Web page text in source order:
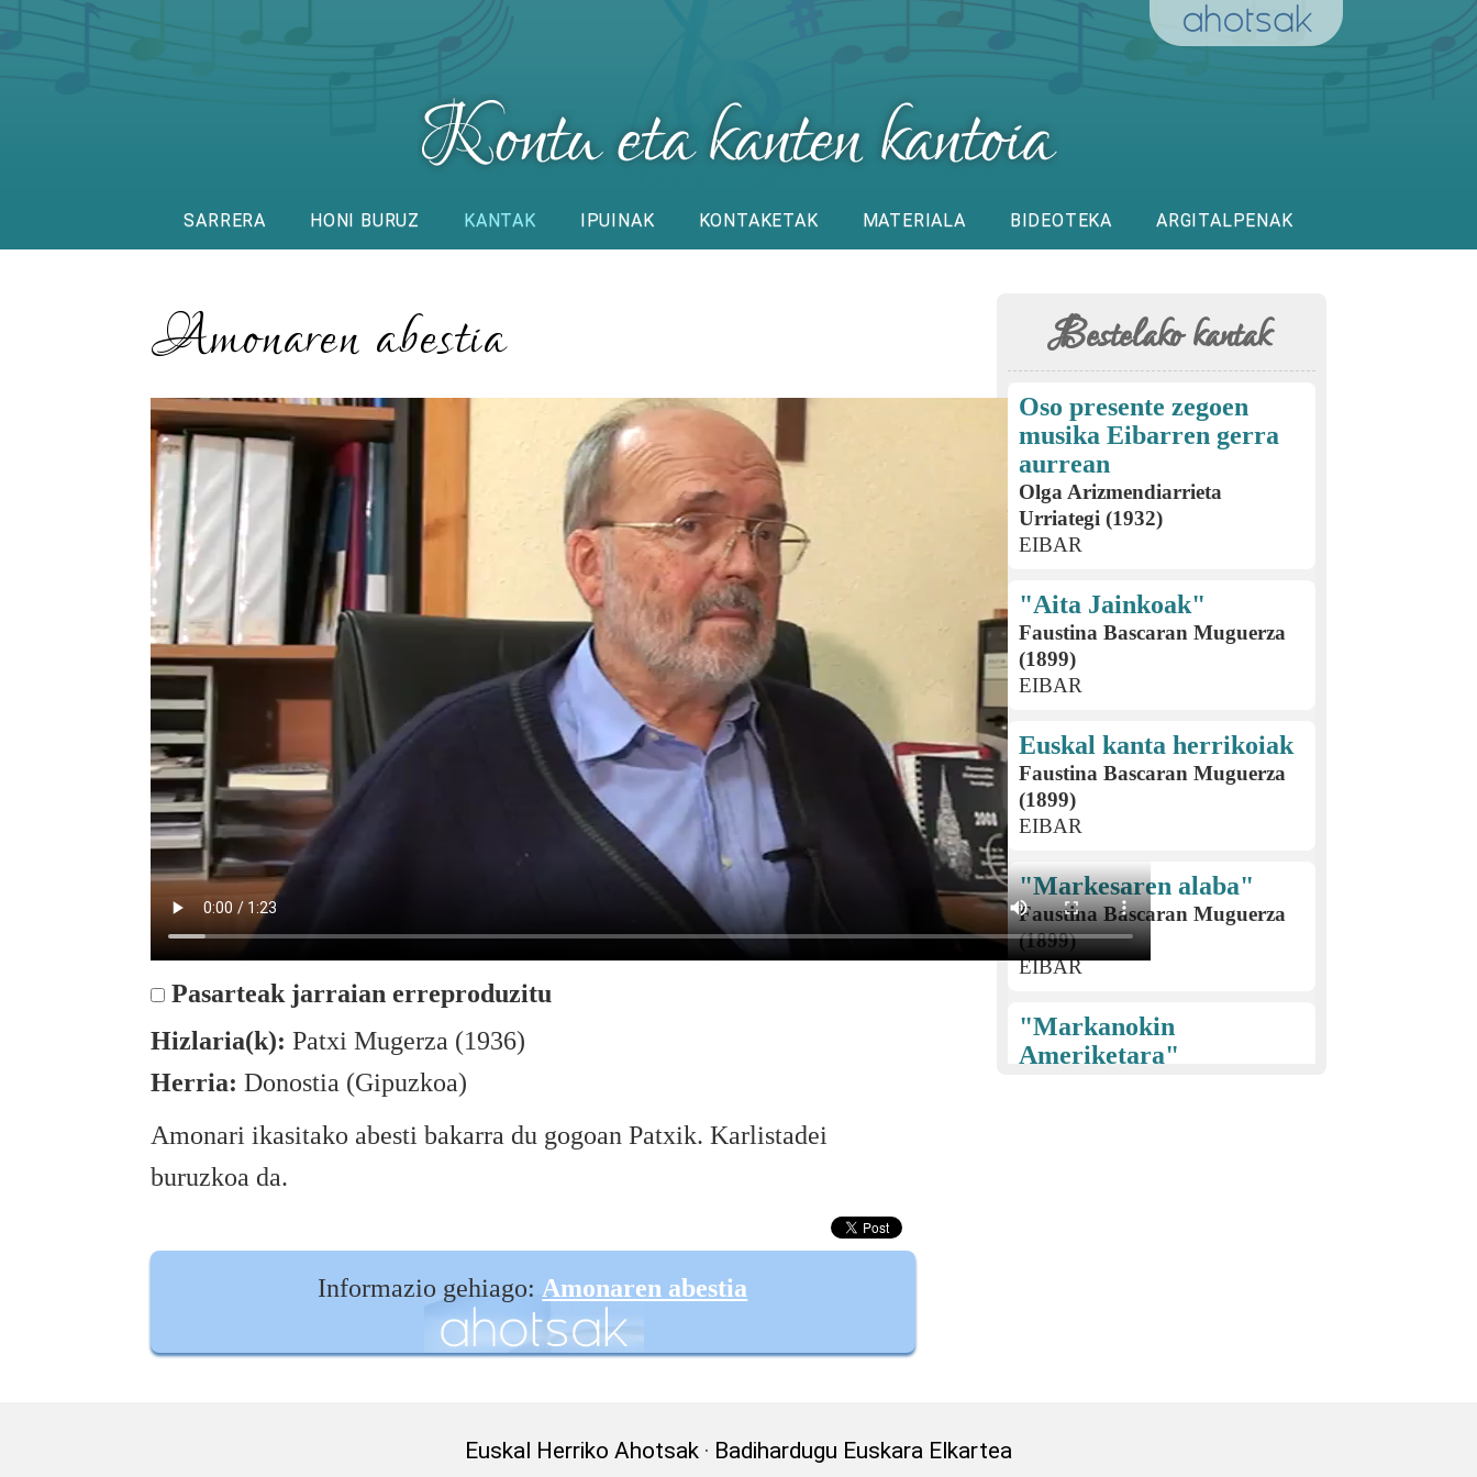
SARRERA HONI BURUZ KANTAK IPUINAK KONTAKETAK MATERIALA BIDEOTEKA ARGITALPENAK
Amonaren abestia
Pasarteak jarraian erreproduzitu
Hizlaria(k): Patxi Mugerza (1936)
Herria: Donostia (Gipuzkoa)
Amonari ikasitako abesti bakarra du gogoan Patxik. Karlistadei
buruzkoa da.
Informazio gehiago: Amonaren abestia
Bestelako kantak
Oso presente zegoen
musika Eibarren gerra
aurrean
Olga Arizmendiarrieta
Urriategi (1932)
EIBAR
"Aita Jainkoak"
Faustina Bascaran Muguerza
(1899)
EIBAR
Euskal kanta herrikoiak
Faustina Bascaran Muguerza
(1899)
EIBAR
"Markesaren alaba"
Faustina Bascaran Muguerza
(1899)
EIBAR
"Markanokin
Ameriketara"
Euskal Herriko Ahotsak · Badihardugu Euskara Elkartea